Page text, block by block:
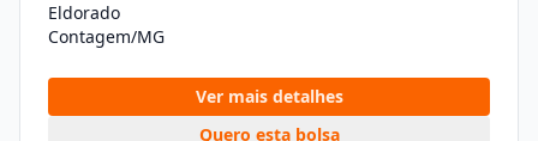
Eldorado
Contagem/MG
Ver mais detalhes
Quero esta bolsa